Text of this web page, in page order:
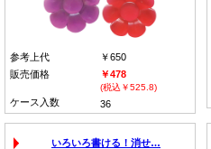
参考上代
￥650
販売価格
￥478
(税込￥525.8)
ケース入数 36
いろいろ書ける！消せ…